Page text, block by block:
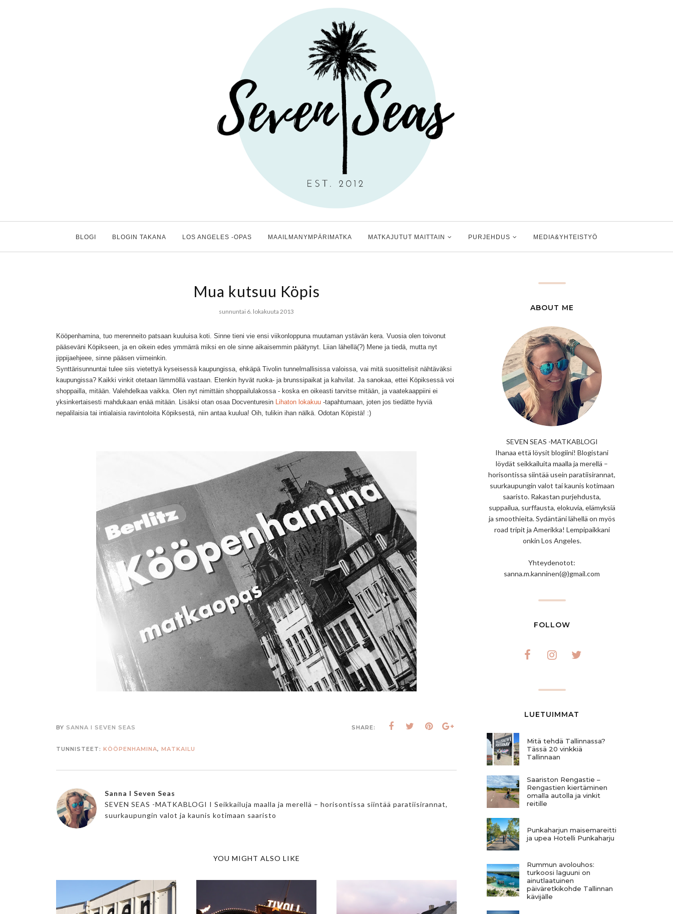
BLOGI BLOGIN TAKANA LOS ANGELES -OPAS MAAILMANYMPÄRIMATKA MATKAJUTUT MAITTAIN PURJEHDUS MEDIA&YHTEISTYÖ
Mua kutsuu Köpis
sunnuntai 6. lokakuuta 2013
Kööpenhamina, tuo merenneito patsaan kuuluisa koti. Sinne tieni vie ensi viikonloppuna muutaman ystävän kera. Vuosia olen toivonut
pääseväni Köpikseen, ja en oikein edes ymmärrä miksi en ole sinne aikaisemmin päätynyt. Liian lähellä(?) Mene ja tiedä, mutta nyt
jippijaehjeee, sinne pääsen viimeinkin.
Synttärisunnuntai tulee siis vietettyä kyseisessä kaupungissa, ehkäpä Tivolin tunnelmallisissa valoissa, vai mitä suosittelisit nähtäväksi
kaupungissa? Kaikki vinkit otetaan lämmöllä vastaan. Etenkin hyvät ruoka- ja brunssipaikat ja kahvilat. Ja sanokaa, ettei Köpiksessä voi
shoppailla, mitään. Valehdelkaa vaikka. Olen nyt nimittäin shoppailulakossa - koska en oikeasti tarvitse mitään, ja vaatekaappiini ei
yksinkertaisesti mahdukaan enää mitään. Lisäksi otan osaa Docventuresin Lihaton lokakuu -tapahtumaan, joten jos tiedätte hyviä
nepalilaisia tai intialaisia ravintoloita Köpiksestä, niin antaa kuulua! Oih, tulikin ihan nälkä. Odotan Köpistä! :)
BY SANNA I SEVEN SEAS SHARE:
TUNNISTEET: KÖÖPENHAMINA, MATKAILU
Sanna I Seven Seas
SEVEN SEAS -MATKABLOGI I Seikkailuja maalla ja merellä – horisontissa siintää paratiisirannat,
suurkaupungin valot ja kaunis kotimaan saaristo
YOU MIGHT ALSO LIKE
ABOUT ME
SEVEN SEAS -MATKABLOGI
Ihanaa että löysit blogiini! Blogistani
löydät seikkailuita maalla ja merellä –
horisontissa siintää usein paratiisirannat,
suurkaupungin valot tai kaunis kotimaan
saaristo. Rakastan purjehdusta,
suppailua, surffausta, elokuvia, elämyksiä
ja smoothieita. Sydäntäni lähellä on myös
road tripit ja Amerikka! Lempipaikkani
onkin Los Angeles.
Yhteydenotot:
sanna.m.kanninen(@)gmail.com
FOLLOW
LUETUIMMAT
Mitä tehdä Tallinnassa?
Tässä 20 vinkkiä
Tallinnaan
Saariston Rengastie –
Rengastien kiertäminen
omalla autolla ja vinkit
reitille
Punkaharjun maisemareitti
ja upea Hotelli Punkaharju
Rummun avolouhos:
turkoosi laguuni on
ainutlaatuinen
päiväretkikohde Tallinnan
kävijälle